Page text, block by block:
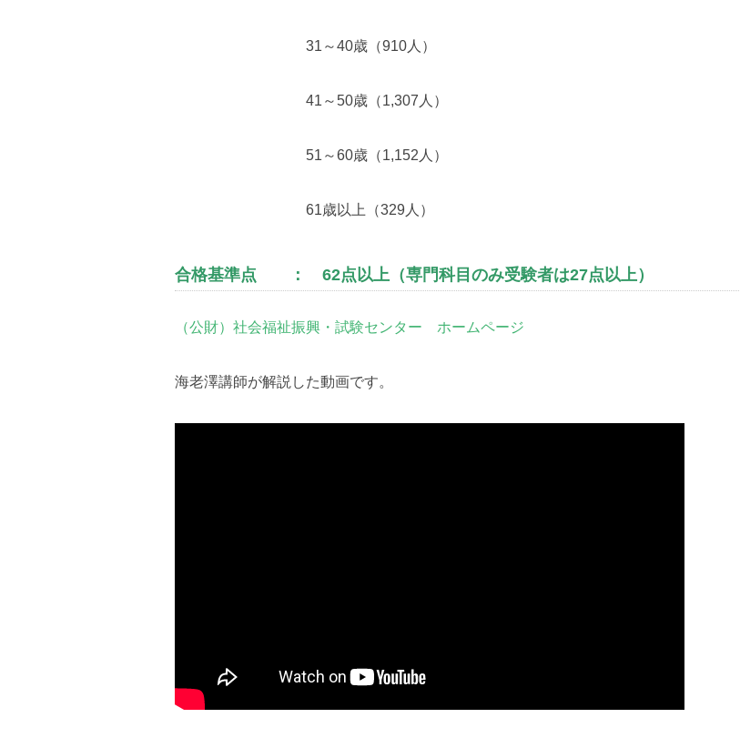
31～40歳（910人）
41～50歳（1,307人）
51～60歳（1,152人）
61歳以上（329人）
合格基準点 ： 62点以上（専門科目のみ受験者は27点以上）
（公財）社会福祉振興・試験センター ホームページ
海老澤講師が解説した動画です。